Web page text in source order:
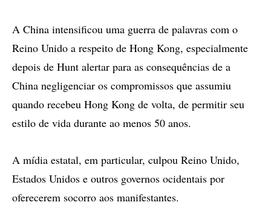
A China intensificou uma guerra de palavras com o
Reino Unido a respeito de Hong Kong, especialmente
depois de Hunt alertar para as consequências de a
China negligenciar os compromissos que assumiu
quando recebeu Hong Kong de volta, de permitir seu
estilo de vida durante ao menos 50 anos.
A mídia estatal, em particular, culpou Reino Unido,
Estados Unidos e outros governos ocidentais por
oferecerem socorro aos manifestantes.